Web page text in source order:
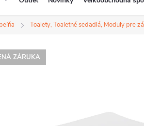
Toalety, Toaletné sedadlá, Moduly pre
ZÁRUKA